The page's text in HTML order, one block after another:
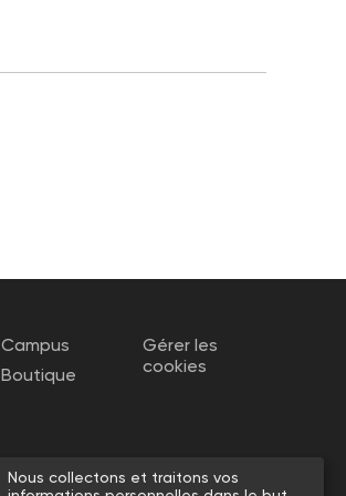
Campus
Boutique
Gérer les
cookies
Nous collectons et traitons vos